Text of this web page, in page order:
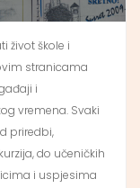
život škole i
stranicama
i
vremena. Svaki
priredbi,
do učeničkih
i uspjesima